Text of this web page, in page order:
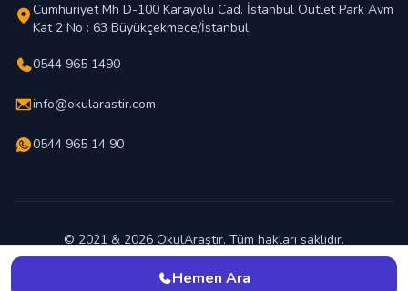
Hemen Ara
Cumhuriyet Mh D-100 Karayolu Cad. İstanbul Outlet Park Avm
Kat 2 No : 63 Büyükçekmece/İstanbul
0544 965 1490
info@okularastir.com
0544 965 14 90
© 2021 & 2026 OkulAraştır. Tüm hakları saklıdır.
En İyi Okul Hangisi ?